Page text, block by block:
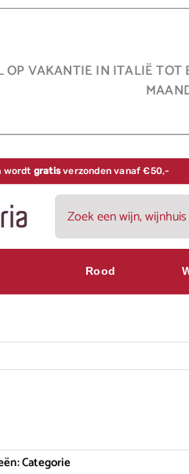
OP VAKANTIE IN ITALIË TOT
wordt gratisverzonden vanaf €50,-
Zoeken
naar:
Rood
Categorie